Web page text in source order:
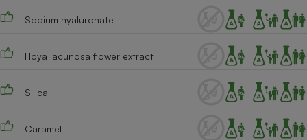
Sodium hyaluronate
Hoya lacunosa flower extract
Silica
Caramel